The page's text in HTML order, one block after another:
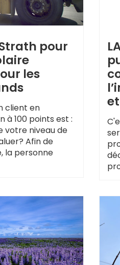
pour
les
client en
à 100 points est :
votre niveau de
Afin de
la personne